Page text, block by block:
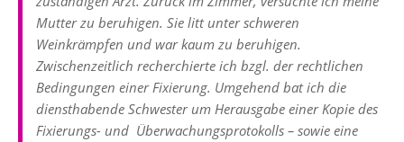
Mutter zu beruhigen. Sie litt unter schweren
Weinkrämpfen und war kaum zu beruhigen.
Zwischenzeitlich recherchierte ich bzgl. der rechtlichen
Bedingungen einer Fixierung. Umgehend bat ich die
diensthabende Schwester um Herausgabe einer Kopie des
Fixierungs- und Überwachungsprotokolls – sowie eine